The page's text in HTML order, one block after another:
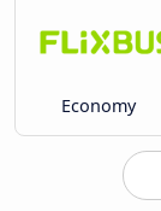
Economy